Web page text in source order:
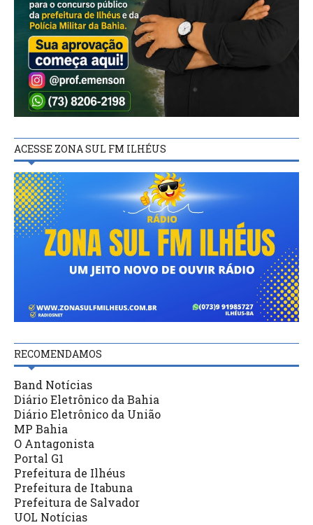
ACESSE ZONA SUL FM ILHÉUS
RECOMENDAMOS
Band Notícias
Diário Eletrônico da Bahia
Diário Eletrônico da União
MP Bahia
O Antagonista
Portal G1
Prefeitura de Ilhéus
Prefeitura de Itabuna
Prefeitura de Salvador
UOL Notícias